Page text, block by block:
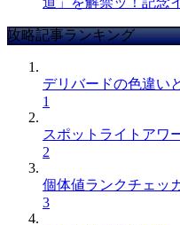
攻略記事ランキング
デリバードの色違い
1
スポットライトアワ
2
個体値ランクチェッ
3